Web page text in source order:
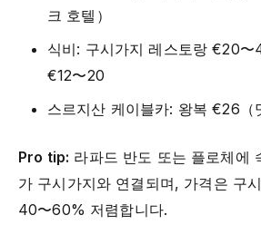
크 호텔）
식비: 구시가지 레스토랑 €20〜
€12〜20
스르지산 케이블카: 왕복 €26（
Pro tip: 라파드 반도 또는 플로체에
가 구시가지와 연결되며, 가격은 구
40〜60% 저렴합니다.